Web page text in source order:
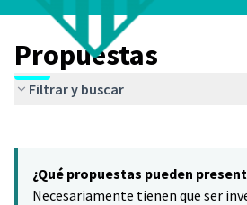
Propuestas
Filtrar y buscar
−
¿Qué propuestas pueden
Necesariamente tienen que ser